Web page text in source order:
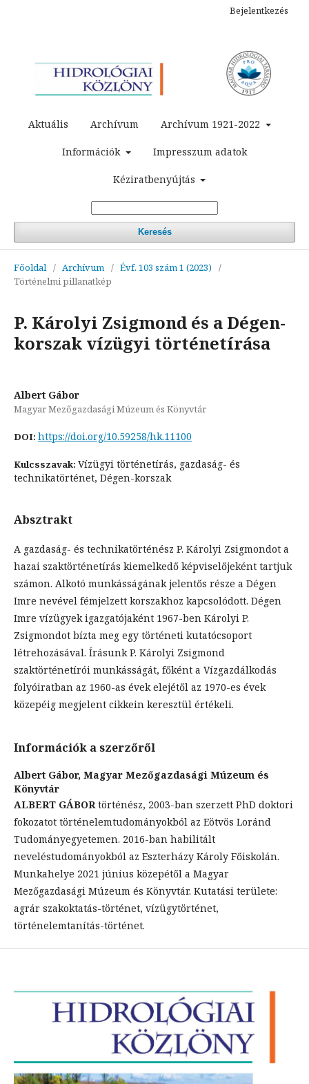
Aktuális Archívum Archívum 1921-2022
Információk Impresszum adatok
Kéziratbenyújtás
Keresés
Bejelentkezés
Főoldal / Archívum / Évf. 103 szám 1 (2023)
/
Történelmi pillanatkép
P. Károlyi Zsigmond és a Dégen-
korszak vízügyi történetírása
Albert Gábor
Magyar Mezőgazdasági Múzeum és Könyvtár
DOI: https://doi.org/10.59258/hk.11100
Kulcsszavak: Vízügyi történetírás, gazdaság- és
technikatörténet, Dégen-korszak
Absztrakt
A gazdaság- és technikatörténész P. Károlyi Zsigmondot a
hazai szaktörténetírás kiemelkedő képviselőjeként tartjuk
számon. Alkotó munkásságának jelentős része a Dégen
Imre nevével fémjelzett korszakhoz kapcsolódott. Dégen
Imre vízügyek igazgatójaként 1967-ben Károlyi P.
Zsigmondot bízta meg egy történeti kutatócsoport
létrehozásával. Írásunk P. Károlyi Zsigmond
szaktörténetírói munkásságát, főként a Vízgazdálkodás
folyóiratban az 1960-as évek elejétől az 1970-es évek
közepéig megjelent cikkein keresztül értékeli.
Információk a szerzőről
Albert Gábor, Magyar Mezőgazdasági Múzeum és
Könyvtár
ALBERT GÁBORtörténész, 2003-ban szerzett PhD doktori
fokozatot történelemtudományokból az Eötvös Loránd
Tudományegyetemen. 2016-ban habilitált
neveléstudományokból az Eszterházy Károly Főiskolán.
Munkahelye 2021 június közepétől a Magyar
Mezőgazdasági Múzeum és Könyvtár. Kutatási területe:
agrár szakoktatás-történet, vízügytörténet,
történelemtanítás-történet.